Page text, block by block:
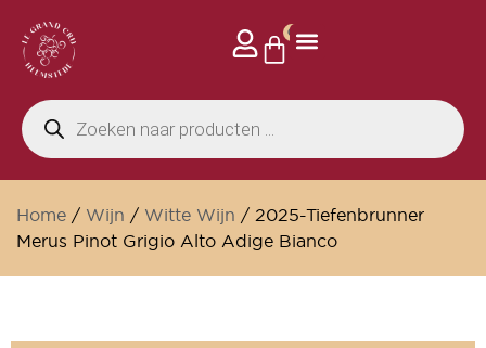
0
Home / Wijn / Witte Wijn / 2025-Tiefenbrunner
Merus Pinot Grigio Alto Adige Bianco